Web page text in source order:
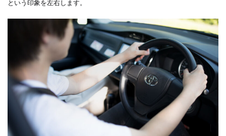
という印象を左右します。